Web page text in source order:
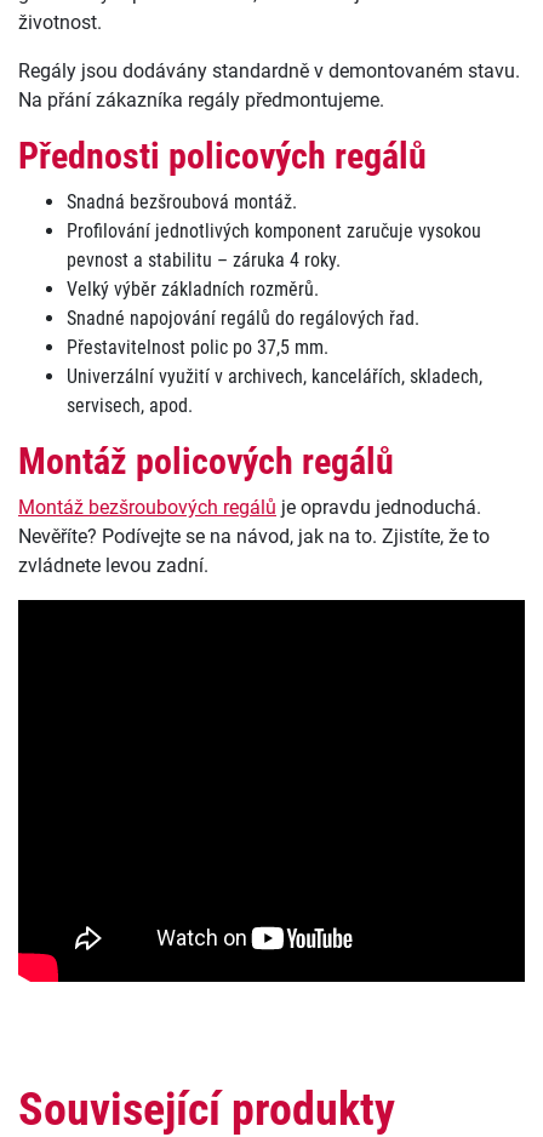
životnost.
Regály jsou dodávány standardně v demontovaném stavu.
Na přání zákazníka regály předmontujeme.
Přednosti policových regálů
Snadná bezšroubová montáž.
Profilování jednotlivých komponent zaručuje vysokou
pevnost a stabilitu – záruka 4 roky.
Velký výběr základních rozměrů.
Snadné napojování regálů do regálových řad.
Přestavitelnost polic po 37,5 mm.
Univerzální využití v archivech, kancelářích, skladech,
servisech, apod.
Montáž policových regálů
Montáž bezšroubových regálů je opravdu jednoduchá.
Nevěříte? Podívejte se na návod, jak na to. Zjistíte, že to
zvládnete levou zadní.
Související produkty